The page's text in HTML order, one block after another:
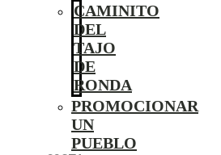
CAMINITO
DEL
TAJO
DE
RONDA
PROMOCIONAR
UN
PUEBLO